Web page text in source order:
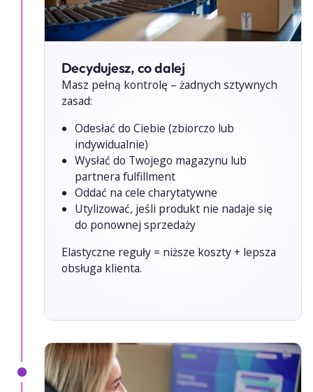
Decydujesz, co dalej
Masz pełną kontrolę – żadnych sztywnych
zasad:
Odesłać do Ciebie (zbiorczo lub
indywidualnie)
Wysłać do Twojego magazynu lub
partnera fulfillment
Oddać na cele charytatywne
Utylizować, jeśli produkt nie nadaje się
do ponownej sprzedaży
Elastyczne reguły = niższe koszty + lepsza
obsługa klienta.